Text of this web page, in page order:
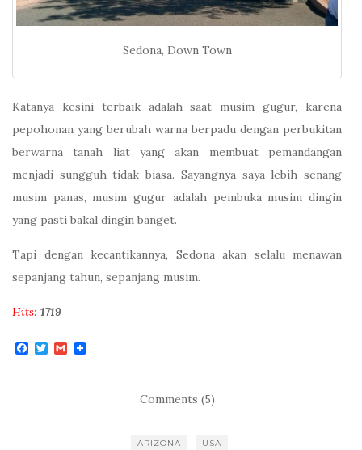
Sedona, Down Town
Katanya kesini terbaik adalah saat musim gugur, karena
pepohonan yang berubah warna berpadu dengan perbukitan
berwarna tanah liat yang akan membuat pemandangan
menjadi sungguh tidak biasa. Sayangnya saya lebih senang
musim panas, musim gugur adalah pembuka musim dingin
yang pasti bakal dingin banget.
Tapi dengan kecantikannya, Sedona akan selalu menawan
sepanjang tahun, sepanjang musim.
Hits: 1719
F
T
G
Comments (5)
ARIZONA USA